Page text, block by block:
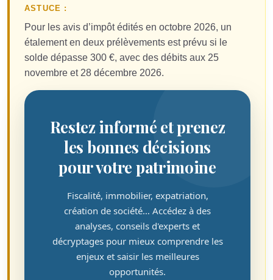
ASTUCE :
Pour les avis d’impôt édités en octobre 2026, un
étalement en deux prélèvements est prévu si le
solde dépasse 300 €, avec des débits aux 25
novembre et 28 décembre 2026.
Restez informé et prenez
les bonnes décisions
pour votre patrimoine
Fiscalité, immobilier, expatriation,
création de société… Accédez à des
analyses, conseils d'experts et
décryptages pour mieux comprendre les
enjeux et saisir les meilleures
opportunités.